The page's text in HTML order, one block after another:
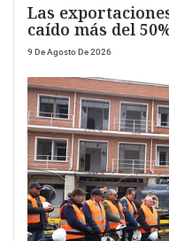
Las
caído más del
9 De Agosto De 2026